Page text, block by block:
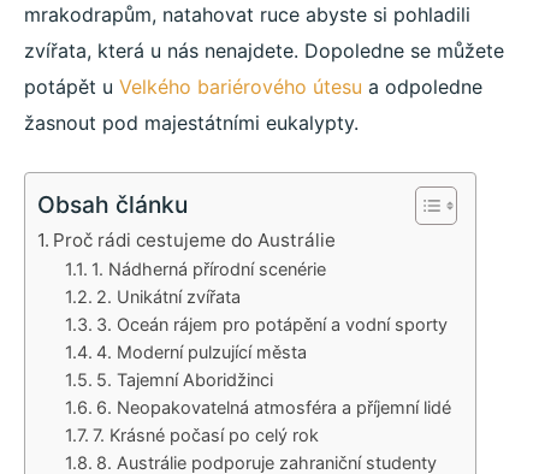
mrakodrapům, natahovat ruce abyste si pohladili
zvířata, která u nás nenajdete. Dopoledne se můžete
potápět u Velkého bariérového útesu a odpoledne
žasnout pod majestátními eukalypty.
Obsah článku
Proč rádi cestujeme do Austrálie
1. Nádherná přírodní scenérie
2. Unikátní zvířata
3. Oceán rájem pro potápění a vodní sporty
4. Moderní pulzující města
5. Tajemní Aboridžinci
6. Neopakovatelná atmosféra a příjemní lidé
7. Krásné počasí po celý rok
8. Austrálie podporuje zahraniční studenty